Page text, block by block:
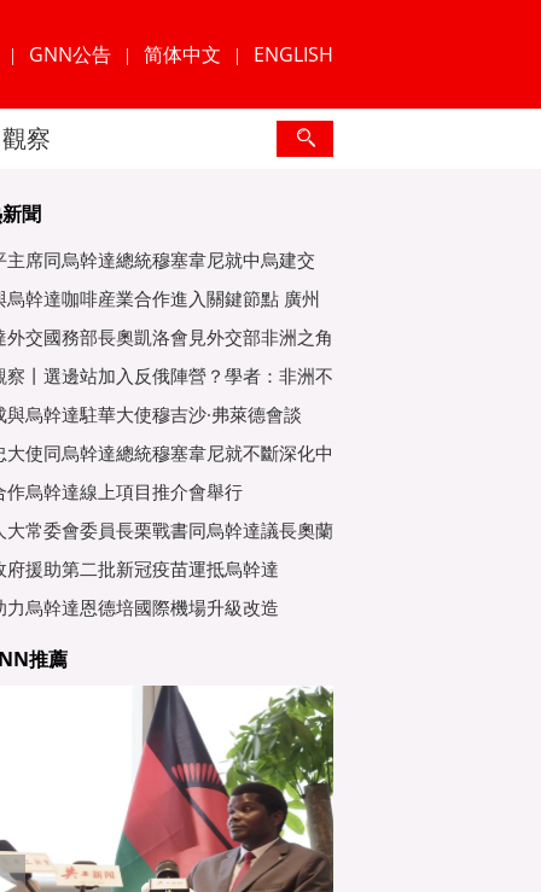
| GNN公告 | 简体中文 | ENGLISH
觀察
聞
主席同烏幹達總統穆塞韋尼就中烏建交
互緻
烏幹達咖啡産業合作進入關鍵節點 廣州
重
外交國務部長奧凱洛會見外交部非洲之角
使
察丨選邊站加入反俄陣營？學者：非洲不
與烏幹達駐華大使穆吉沙·弗萊德會談
大使同烏幹達總統穆塞韋尼就不斷深化中
關
作烏幹達線上項目推介會舉行
大常委會委員長栗戰書同烏幹達議長奧蘭
會
府援助第二批新冠疫苗運抵烏幹達
力烏幹達恩德培國際機場升級改造
推薦